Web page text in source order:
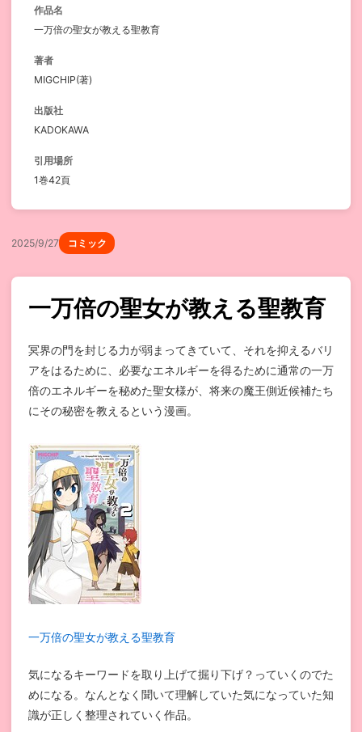
作品名
一万倍の聖女が教える聖教育
著者
MIGCHIP(著)
出版社
KADOKAWA
引用場所
1巻42頁
2025/9/27 コミック
一万倍の聖女が教える聖教育
冥界の門を封じる力が弱まってきていて、それを抑えるバリ
アをはるために、必要なエネルギーを得るために通常の一万
倍のエネルギーを秘めた聖女様が、将来の魔王側近候補たち
にその秘密を教えるという漫画。
一万倍の聖女が教える聖教育
気になるキーワードを取り上げて掘り下げ？っていくのでた
めになる。なんとなく聞いて理解していた気になっていた知
識が正しく整理されていく作品。